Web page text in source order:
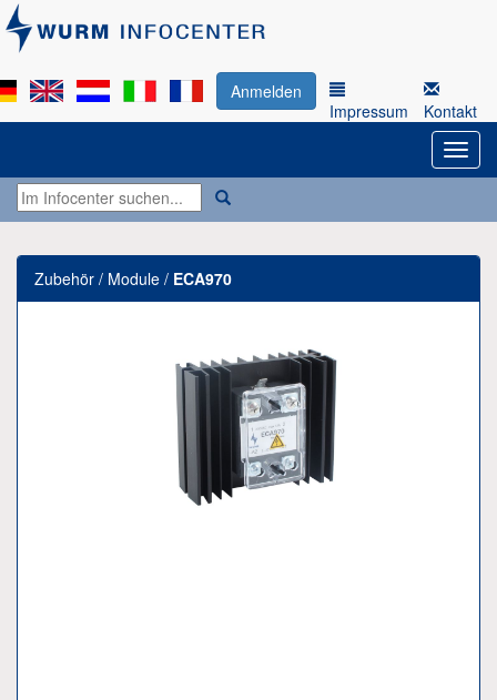
Anmelden
Impressum
Kontakt
Zubehör / Module / ECA970